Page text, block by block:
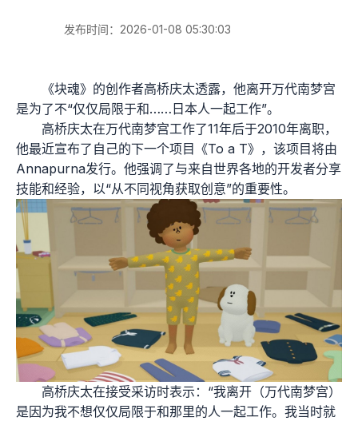
发布时间：2026-01-08 05:30:03
《块魂》的创作者高桥庆太透露，他离开万代南梦宫
是为了不“仅仅局限于和……日本人一起工作”。
高桥庆太在万代南梦宫工作了11年后于2010年离职，
他最近宣布了自己的下一个项目《To a T》，该项目将由
Annapurna发行。他强调了与来自世界各地的开发者分享
技能和经验，以“从不同视角获取创意”的重要性。
高桥庆太在接受采访时表示：“我离开（万代南梦宫）
是因为我不想仅仅局限于和那里的人一起工作。我当时就